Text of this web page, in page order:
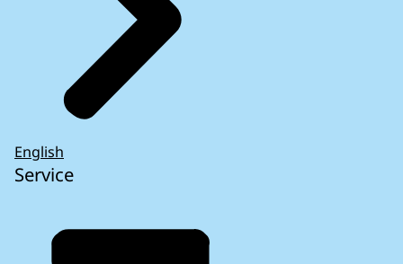
English
Service